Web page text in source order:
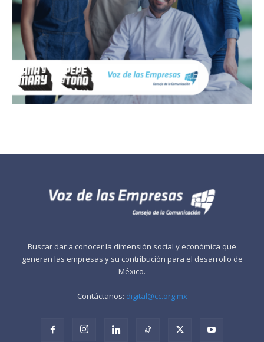
Buscar dar a conocer la dimensión social y económica que
generan las empresas y su contribución para el desarrollo de
México.
Contáctanos: digital@cc.org.mx